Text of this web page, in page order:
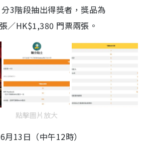
3階段抽出得獎者，獎品為
／HK$1,380 門票兩張。
點擊圖片放大
13日（中午12時）